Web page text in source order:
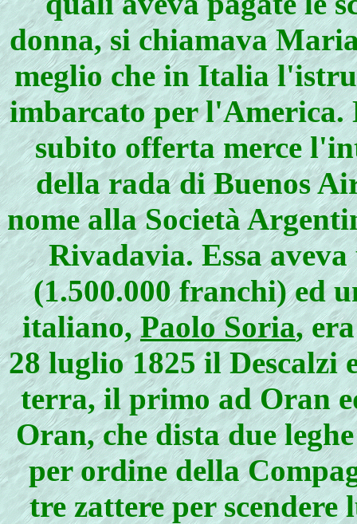
donna, si chiamava
meglio che in Italia
imbarcato per l'America.
subito offerta merce
della rada di Buenos
nome alla Società
Rivadavia. Essa
(1.500.000 franchi) ed
italiano,Paolo Soria,
28 luglio 1825 il Descalzi
terra, il primo ad Oran
Oran, che dista due
per ordine della
tre zattere per